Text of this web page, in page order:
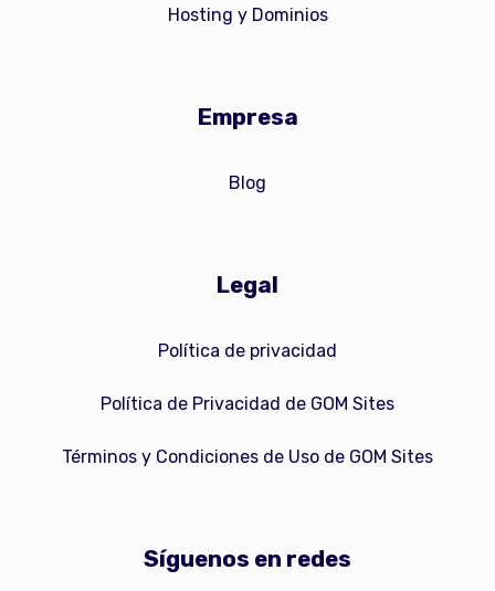
Hosting y Dominios
Empresa
Blog
Legal
Política de privacidad
Política de Privacidad de GOM Sites
Términos y Condiciones de Uso de GOM Sites
Síguenos en redes